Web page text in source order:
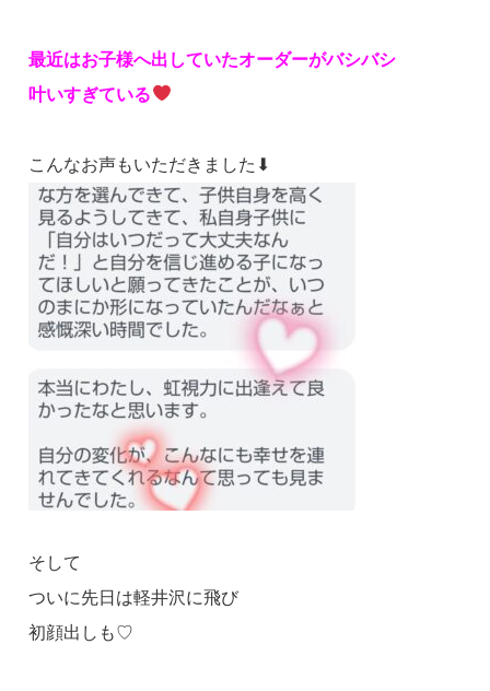
最近はお子様へ出していたオーダーがバシバシ
叶いすぎている
こんなお声もいただきました⬇
そして
ついに先日は軽井沢に飛び
初顔出しも♡